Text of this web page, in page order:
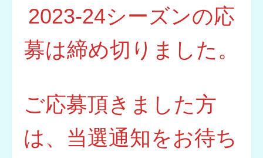
2023-24シーズンの応
募は締め切りました。
ご応募頂きました方
は、当選通知をお待ち